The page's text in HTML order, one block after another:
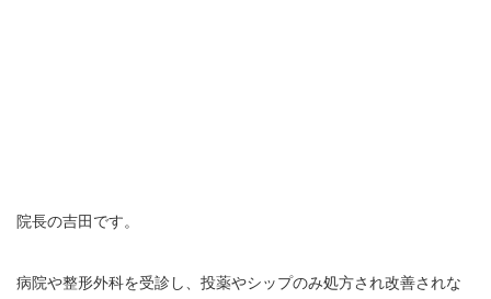
院長の吉田です。
病院や整形外科を受診し、投薬やシップのみ処方され改善されな